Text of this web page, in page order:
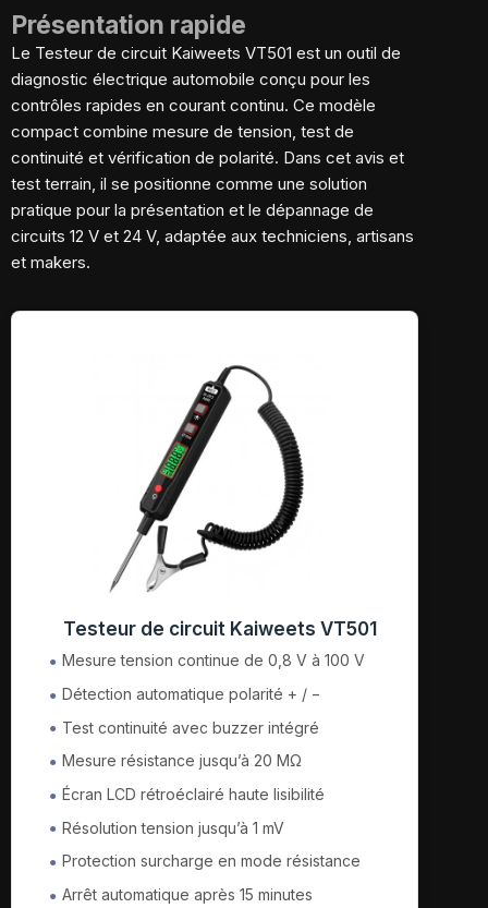
Présentation rapide
Le Testeur de circuit Kaiweets VT501 est un outil de
diagnostic électrique automobile conçu pour les
contrôles rapides en courant continu. Ce modèle
compact combine mesure de tension, test de
continuité et vérification de polarité. Dans cet avis et
test terrain, il se positionne comme une solution
pratique pour la présentation et le dépannage de
circuits 12 V et 24 V, adaptée aux techniciens, artisans
et makers.
Testeur de circuit Kaiweets VT501
Mesure tension continue de 0,8 V à 100 V
Détection automatique polarité + / −
Test continuité avec buzzer intégré
Mesure résistance jusqu’à 20 MΩ
Écran LCD rétroéclairé haute lisibilité
Résolution tension jusqu’à 1 mV
Protection surcharge en mode résistance
Arrêt automatique après 15 minutes